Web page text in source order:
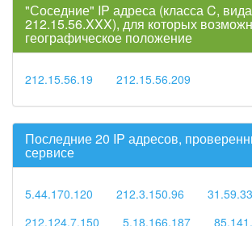
"Соседние" IP адреса (класса C, вида
212.15.56.XXX), для которых
географическое положение
212.15.56.19 212.15.56.209
Последние 20 IP адресов,
сервисе
5.44.170.120 212.3.150.96
212.124.7.150
5.18.166.187